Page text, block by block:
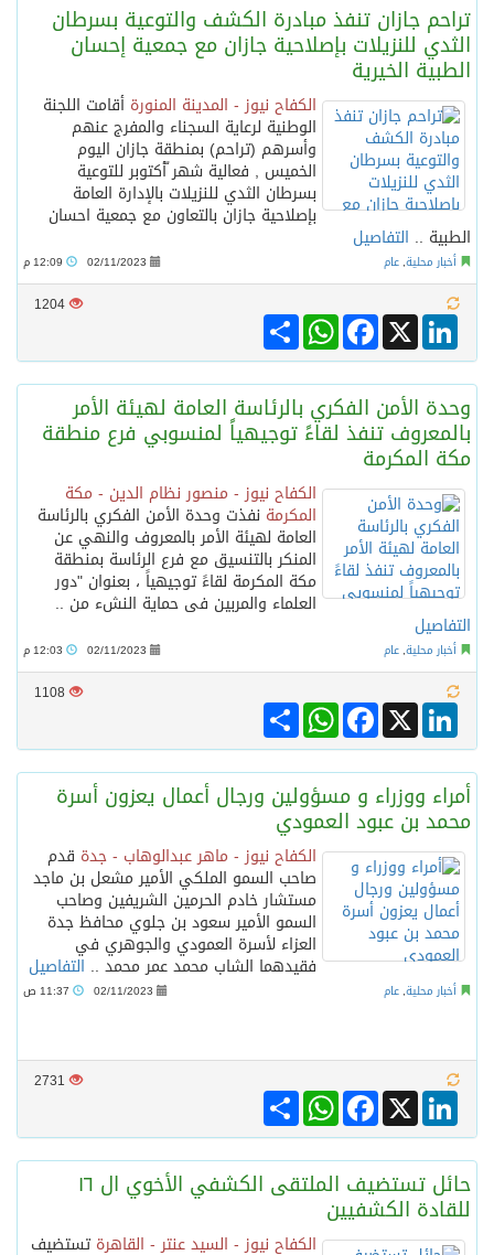
تراحم جازان تنفذ مبادرة الكشف والتوعية بسرطان
الثدي للنزيلات بإصلاحية جازان مع جمعية إحسان
الطبية الخيرية
الكفاح نيوز - المدينة المنورة أقامت اللجنة
الوطنية لرعاية السجناء والمفرج عنهم
وأسرهم (تراحم) بمنطقة جازان اليوم
الخميس , فعالية شهر ّأكتوبر للتوعية
بسرطان الثدي للنزيلات بالإدارة العامة
بإصلاحية جازان بالتعاون مع جمعية احسان
الطبية .. التفاصيل
أخبار محلية, عام 02/11/2023
1204
Share
WhatsAppFacebook X
LinkedIn
وحدة الأمن الفكري بالرئاسة العامة لهيئة الأمر
بالمعروف تنفذ لقاءً توجيهياً لمنسوبي فرع منطقة
مكة المكرمة
الكفاح نيوز - منصور نظام الدين - مكة
المكرمة نفذت وحدة الأمن الفكري بالرئاسة
العامة لهيئة الأمر بالمعروف والنهي عن
المنكر بالتنسيق مع فرع الرئاسة بمنطقة
مكة المكرمة لقاءً توجيهياً ، بعنوان "دور
العلماء والمربين فى حماية النشء من ..
التفاصيل
أخبار محلية, عام 02/11/2023
1108
Share
WhatsAppFacebook X
LinkedIn
أمراء ووزراء و مسؤولين ورجال أعمال يعزون أسرة
محمد بن عبود العمودي
الكفاح نيوز - ماهر عبدالوهاب - جدة قدم
صاحب السمو الملكي الأمير مشعل بن ماجد
مستشار خادم الحرمين الشريفين وصاحب
السمو الأمير سعود بن جلوي محافظ جدة
العزاء لأسرة العمودي والجوهري في
فقيدهما الشاب محمد عمر محمد .. التفاصيل
أخبار محلية, عام 02/11/2023
2731
Share
WhatsAppFacebook X
LinkedIn
حائل تستضيف الملتقى الكشفي الأخوي ال ١٦
للقادة الكشفيين
الكفاح نيوز - السيد عنتر - القاهرة تستضيف